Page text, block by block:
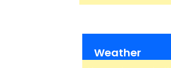
Weather